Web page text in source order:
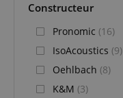
Constructeur
Pronomic (16)
IsoAcoustics (9)
Oehlbach (8)
K&M (3)